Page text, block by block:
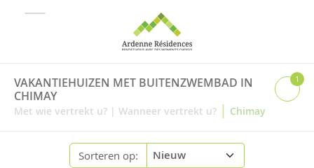
VAKANTIEHUIZEN MET BUITENZWEMBAD IN
CHIMAY
Met wie vertrekt u? | Wanneer vertrekt u? | Chimay
1
Sorteren op: